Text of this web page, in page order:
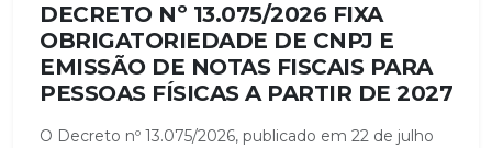
DECRETO Nº 13.075/2026 FIXA
OBRIGATORIEDADE DE CNPJ E
EMISSÃO DE NOTAS FISCAIS PARA
PESSOAS FÍSICAS A PARTIR DE 2027
O Decreto nº 13.075/2026, publicado em 22 de julho